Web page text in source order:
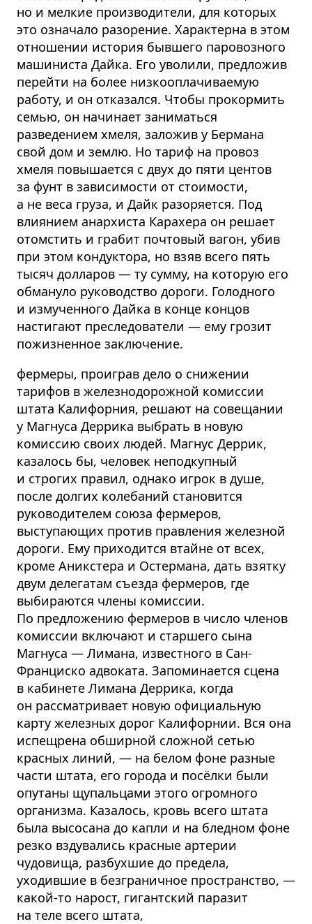
но и мелкие производители, для которых
это означало разорение. Характерна в этом
отношении история бывшего паровозного
машиниста Дайка. Его уволили, предложив
перейти на более низкооплачиваемую
работу, и он отказался. Чтобы прокормить
семью, он начинает заниматься
разведением хмеля, заложив у Бермана
свой дом и землю. Но тариф на провоз
хмеля повышается с двух до пяти центов
за фунт в зависимости от стоимости,
а не веса груза, и Дайк разоряется. Под
влиянием анархиста Карахера он решает
отомстить и грабит почтовый вагон, убив
при этом кондуктора, но взяв всего пять
тысяч долларов — ту сумму, на которую его
обмануло руководство дороги. Голодного
и измученного Дайка в конце концов
настигают преследователи — ему грозит
пожизненное заключение.
фермеры, проиграв дело о снижении
тарифов в железнодорожной комиссии
штата Калифорния, решают на совещании
у Магнуса Деррика выбрать в новую
комиссию своих людей. Магнус Деррик,
казалось бы, человек неподкупный
и строгих правил, однако игрок в душе,
после долгих колебаний становится
руководителем союза фермеров,
выступающих против правления железной
дороги. Ему приходится втайне от всех,
кроме Аникстера и Остермана, дать взятку
двум делегатам съезда фермеров, где
выбираются члены комиссии.
По предложению фермеров в число членов
комиссии включают и старшего сына
Магнуса — Лимана, известного в Сан-
Франциско адвоката. Запоминается сцена
в кабинете Лимана Деррика, когда
он рассматривает новую официальную
карту железных дорог Калифорнии. Вся она
испещрена обширной сложной сетью
красных линий, — на белом фоне разные
части штата, его города и посёлки были
опутаны щупальцами этого огромного
организма. Казалось, кровь всего штата
была высосана до капли и на бледном фоне
резко вздувались красные артерии
чудовища, разбухшие до предела,
уходившие в безграничное пространство, —
какой-то нарост, гигантский паразит
на теле всего штата,